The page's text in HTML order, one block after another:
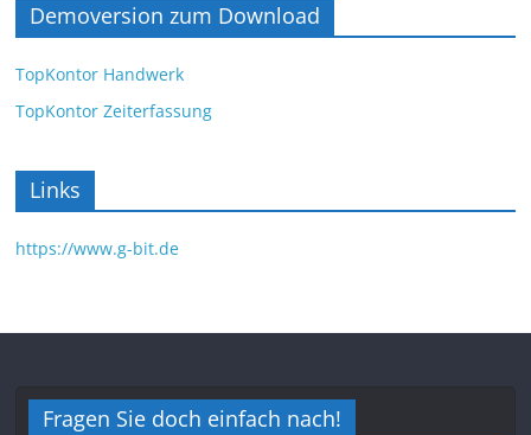
Demoversion zum Download
TopKontor Handwerk
TopKontor Zeiterfassung
Links
https://www.g-bit.de
Fragen Sie doch einfach nach!